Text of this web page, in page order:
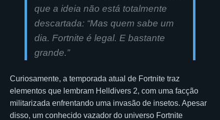
que a ideia não está totalmente
descartada: “Mas quem sabe um
dia. Fortnite é legal. E bastante
grande.”
Curiosamente, a temporada atual de Fortnite traz
elementos que lembram Helldivers 2, com uma facção
militarizada enfrentando uma invasão de insetos. Apesar
disso, um conhecido vazador do universo Fortnite